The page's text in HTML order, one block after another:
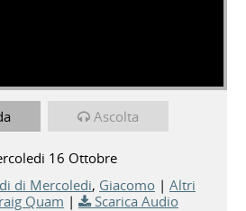
Ascolta
16 Ottobre
di Mercoledi, Giacomo | Altri
Quam | Scarica Audio